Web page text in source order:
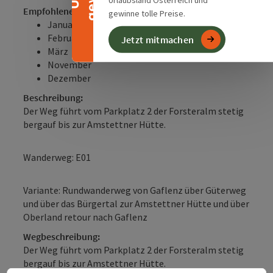
gewinne tolle Preise.
Jetzt mitmachen
Empfohlene Jahreszeiten:
Januar
Februar
März
November
Dezember
Beschreibung:
Der Weg führt vom Parkplatz 2 der Forsteralm stetig
bergauf bis zur Amstettner Hütte.
Wanderweg: E01
Variante: Rundwanderweg von Gaflenz über Güterweg
und über das Bürgertal zur Amstettner Hütte und über
Oberland retour nach Gaflenz
Wegbeschreibung:
Der Weg führt vom Parkplatz 2 der Forsteralm stetig
bergauf bis zur Amstettner Hütte.